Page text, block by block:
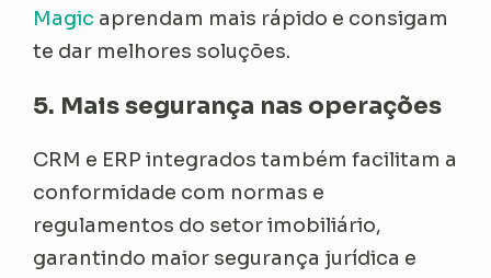
Magic aprendam mais rápido e consigam
te dar melhores soluções.
5. Mais segurança nas operações
CRM e ERP integrados também facilitam a
conformidade com normas e
regulamentos do setor imobiliário,
garantindo maior segurança jurídica e